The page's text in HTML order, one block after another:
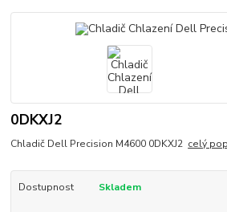
0DKXJ2
Chladič Dell Precision M4600 0DKXJ2 celý
Dostupnost Skladem